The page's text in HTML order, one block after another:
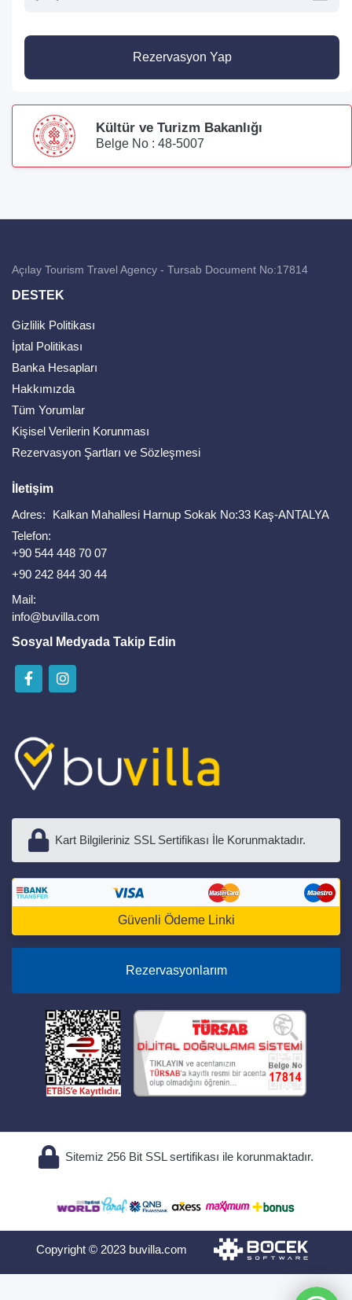
Rezervasyon Yap
Kültür ve Turizm Bakanlığı
Belge No : 48-5007
Açılay Tourism Travel Agency - Tursab Document No:17814
DESTEK
Gizlilik Politikası
İptal Politikası
Banka Hesapları
Hakkımızda
Tüm Yorumlar
Kişisel Verilerin Korunması
Rezervasyon Şartları ve Sözleşmesi
İletişim
Adres:
Kalkan Mahallesi Harnup Sokak No:33 Kaş-ANTALYA
Telefon:
+90 544 448 70 07
+90 242 844 30 44
Mail:
info@buvilla.com
Sosyal Medyada Takip Edin
Kart Bilgileriniz SSL Sertifikası İle Korunmaktadır.
Güvenli Ödeme Linki
Rezervasyonlarım
Sitemiz 256 Bit SSL sertifikası ile korunmaktadır.
Copyright © 2023 buvilla.com